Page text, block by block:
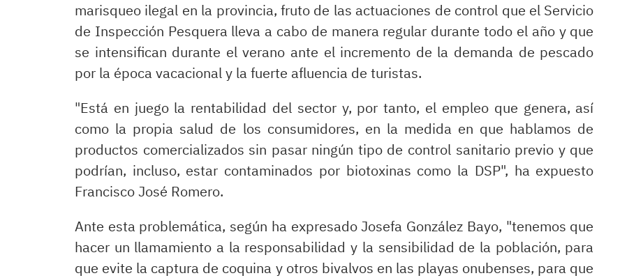
marisqueo ilegal en la provincia, fruto de las actuaciones de control que el Servicio
de Inspección Pesquera lleva a cabo de manera regular durante todo el año y que
se intensifican durante el verano ante el incremento de la demanda de pescado
por la época vacacional y la fuerte afluencia de turistas.
"Está en juego la rentabilidad del sector y, por tanto, el empleo que genera, así
como la propia salud de los consumidores, en la medida en que hablamos de
productos comercializados sin pasar ningún tipo de control sanitario previo y que
podrían, incluso, estar contaminados por biotoxinas como la DSP", ha expuesto
Francisco José Romero.
Ante esta problemática, según ha expresado Josefa González Bayo, "tenemos que
hacer un llamamiento a la responsabilidad y la sensibilidad de la población, para
que evite la captura de coquina y otros bivalvos en las playas onubenses, para que